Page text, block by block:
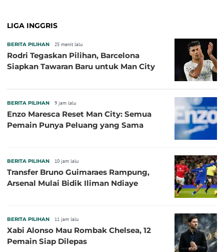
LIGA INGGRIS
BERITA PILIHAN 25 menit lalu
Rodri Tegaskan Pilihan, Barcelona
Siapkan Tawaran Baru untuk Man City
BERITA PILIHAN 9 jam lalu
Enzo Maresca Reset Man City: Semua
Pemain Punya Peluang yang Sama
BERITA PILIHAN 10 jam lalu
Transfer Bruno Guimaraes Rampung,
Arsenal Mulai Bidik Iliman Ndiaye
BERITA PILIHAN 11 jam lalu
Xabi Alonso Mau Rombak Chelsea, 12
Pemain Siap Dilepas